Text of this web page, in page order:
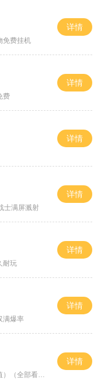
免费挂机
详情
费
详情
详情
士满屏溅射
详情
耐玩
详情
满爆率
详情
全部看脸）
详情